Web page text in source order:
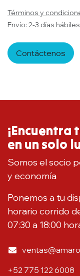
Términos y
Envío: 2-3 días hábiles
Contáctenos
¡Encuentra
en un solo
Somos el socio
y economía
Ponemos a tu
horario corrido
07:30 a 18:00
+52 775 122 6008